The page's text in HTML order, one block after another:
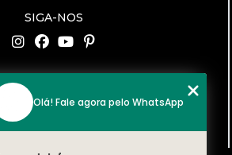
SIGA-NOS
CONTATO
(11) 94519-2422
Olá! Fale agora pelo WhatsApp